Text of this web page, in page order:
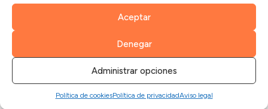
Aceptar
Denegar
Administrar opciones
Política de cookiesPolítica de privacidadAviso legal